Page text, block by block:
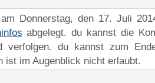
Donnerstag, den 17. Juli
abgelegt. du kannst die
verfolgen. du kannst zum
ist im Augenblick nicht erlaubt.